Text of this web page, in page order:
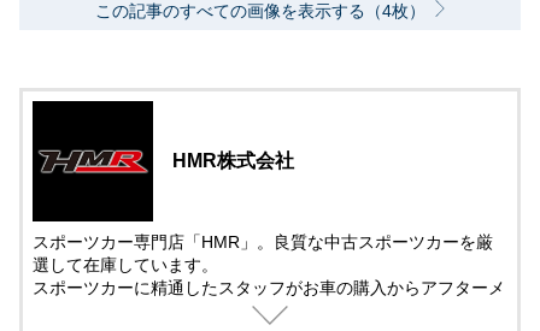
この記事のすべての画像を表示する（4枚）
HMR株式会社
スポーツカー専門店「HMR」。良質な中古スポーツカーを厳
選して在庫しています。
スポーツカーに精通したスタッフがお車の購入からアフターメ
ンテナンス＆チューニングまでサポート。